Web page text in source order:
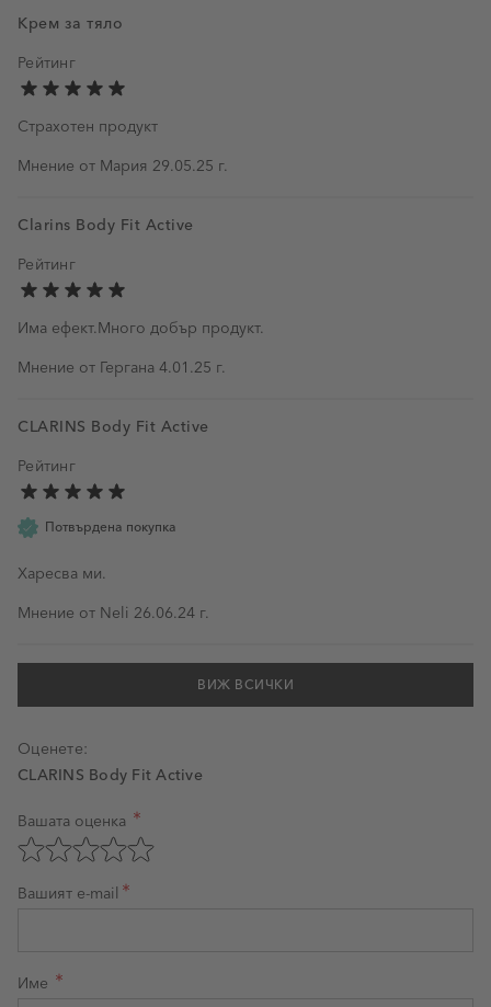
Крем за тяло
Рейтинг
Страхотен продукт
Мнение от Мария 29 май 2025 г.
29.05.25 г.
Clarins Body Fit Active
Рейтинг
Има ефект.Много добър продукт.
Мнение от Гергана 4 януари 2025 г.
4.01.25 г.
CLARINS Body Fit Active
Рейтинг
Потвърдена покупка
Харесва ми.
Мнение от Neli 26 юни 2024 г.
26.06.24 г.
ВИЖ ВСИЧКИ
Оценете:
CLARINS Body Fit Active
Оценка на продукт
Вашата оценка
Оценете с 1 звезда от 5
Оценете с 2 звезди от 5
Оценете с 3 звезди от 5
Оценете с 4 звезди от 5
Оценете с 5 звезди от 5
Вашият e-mail
Име